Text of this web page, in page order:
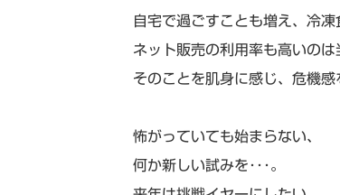
自宅で過ごすことも増え、冷
ネット販売の利用率も高いのは
そのことを肌身に感じ、危機感
怖がっていても始まらない、
何か新しい試みを･･･。